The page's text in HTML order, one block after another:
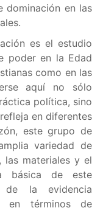
dominación en las
es el estudio
poder en la Edad
como en las
aquí no sólo
política, sino
en diferentes
este grupo de
variedad de
las materiales y el
básica de este
de la evidencia
en términos de